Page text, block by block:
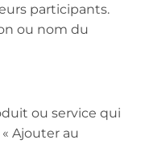
participants.
ou nom du
ou service qui
Ajouter au